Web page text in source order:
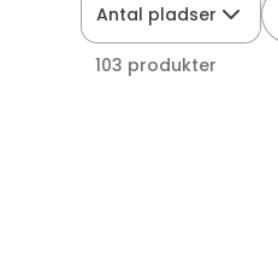
Antal pladser
103 produkter